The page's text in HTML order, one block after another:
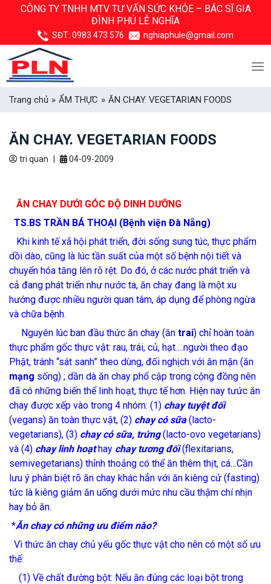
CÔNG TY TNHH MTV TƯ VẤN SỨC KHỎE – BÁC SĨ GIA
ĐÌNH PHÚ LỄ NGHĨA
SĐT: 0983 473 576 nghiaphule@gmail.com
Trang chủ » ẨM THỰC » ĂN CHAY. VEGETARIAN FOODS
ĂN CHAY. VEGETARIAN FOODS
tri quan 04-09-2009
ĂN CHAY DƯỚI GÓC ĐỘ DINH DƯỠNG
TS.BS TRẦN BÁ THOẠI (Bệnh viện Đà Nẵng)
Khi kinh tế xã hội phát triển, đời sống sung túc, thực phẩm
dồi dào, cũng là lúc tần suất của một số bệnh nội tiết và
chuyển hóa tăng lên rõ rệt. Do đó, ở các nước phát triển và
cả đang phát triển như nước ta, ăn chay đang là một xu
hướng được nhiều người quan tâm, áp dụng để phòng ngừa
và chữa bệnh.
Nguyên lúc ban đầu thức ăn chay (ăn trai) chỉ hoàn toàn
thực phẩm gốc thực vật: rau, trái, củ, hạt….người theo đạo
Phật, tránh “sát sanh” theo dùng, đối nghịch với ăn mặn (ăn
mạng sống) ; dần dà ăn chay phổ cập trong cộng đồng nên
đã có những biến thể linh hoạt, thực tế hơn. Hiện nay tưức ăn
chay được xếp vào trong 4 nhóm: (1) chay tuyệt đối
(vegans) ăn toàn thực vật, (2) chay có sữa(lacto-
vegetarians), (3) chay có sữa, trứng(lacto-ovo vegetarians)
và (4) chay linh hoạthay chay tương đối(flexitarians,
semivegetarians) thỉnh thoảng có thể ăn thêm thịt, cá…Cần
lưu ý phân biệt rõ ăn chay khác hẳn với ăn kiêng cử (fasting)
tức là kiêng giảm ăn uống dưới mức nhu cầu thậm chí nhịn
hay bỏ ăn.
*Ăn chay có những ưu điểm nào?
Vì thức ăn chay chủ yếu gốc thực vật cho nên có một số ưu
thế:
(1) Về chất đường bột: Nếu ăn đúng các loại bột trong